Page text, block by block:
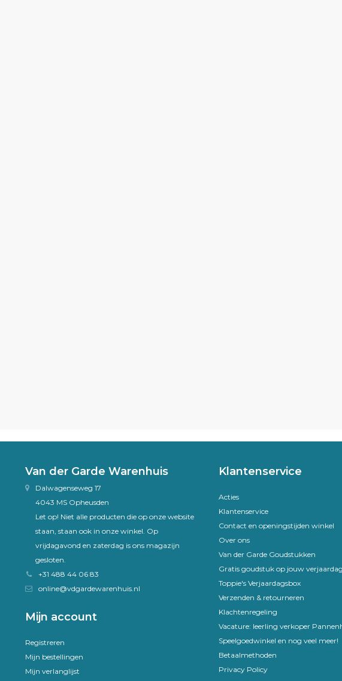
Van der Garde Warenhuis
Dalwagenseweg 17
4043 MS Opheusden
Let op! Niet alle producten die op onze website
staan, staan ook in onze winkel. Op
vrijdagavond en zaterdag is ons magazijn
gesloten.
+31 488 44 06 83
online@vdgardewarenhuis.nl
Mijn account
Registreren
Mijn bestellingen
Mijn verlanglijst
Klantenservice
Acties
Klantenservice
Contact en openingstijden winkel
Over ons
Van der Garde Goudstukken
Gratis goudstuk op jouw
Toppie's Verjaardagsbox
Verzenden & retourneren
Klachtenregeling
Vacature: leerling verkoper
Speelgoedwinkel en nog veel meer!
Betaalmethoden
Privacy Policy